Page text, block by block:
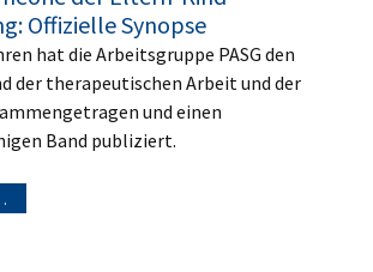
Offizielle Synopse
hat die Arbeitsgruppe PASG den
der therapeutischen Arbeit und der
und einen
Band publiziert.